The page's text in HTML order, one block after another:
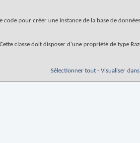
code pour créer une instance de la base de
classe doit disposer d’une propriété de type
Sélectionner tout - Visualiser